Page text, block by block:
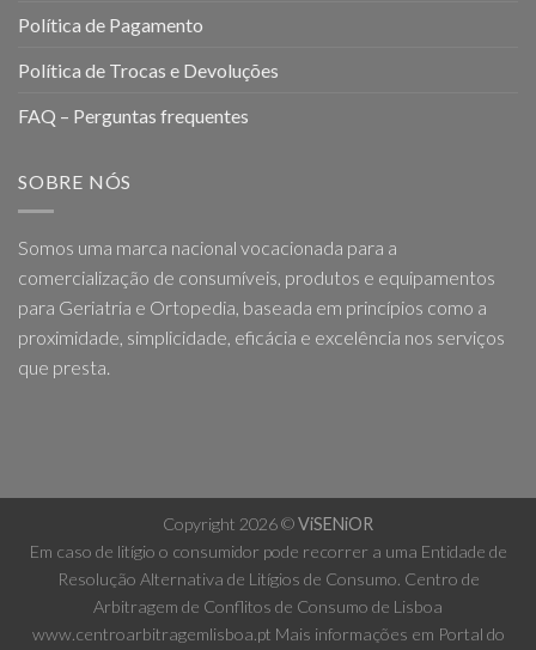
Política de Pagamento
Política de Trocas e Devoluções
FAQ – Perguntas frequentes
SOBRE NÓS
Somos uma marca nacional vocacionada para a
comercialização de consumíveis, produtos e equipamentos
para Geriatria e Ortopedia, baseada em princípios como a
proximidade, simplicidade, eficácia e excelência nos serviços
que presta.
Copyright 2026 ©ViSENiOR
Em caso de litígio o consumidor pode recorrer a uma Entidade de
Resolução Alternativa de Litígios de Consumo. Centro de
Arbitragem de Conflitos de Consumo de Lisboa
www.centroarbitragemlisboa.pt Mais informações em Portal do